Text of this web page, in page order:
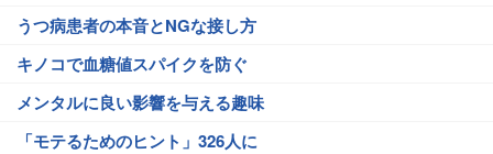
うつ病患者の本音とNGな接し方
キノコで血糖値スパイクを防ぐ
メンタルに良い影響を与える趣味
「モテるためのヒント」326人に